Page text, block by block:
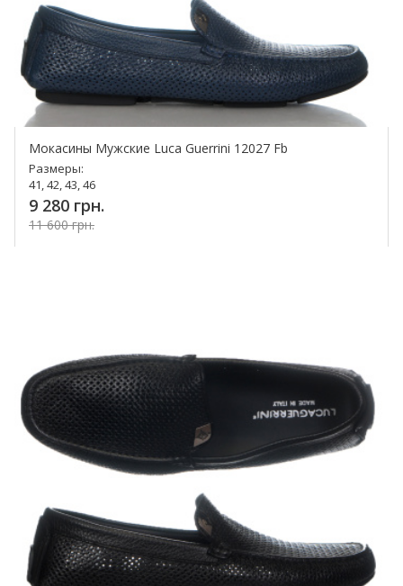
Мокасины Мужские Luca Guerrini 12027 Fb
Размеры:
41, 42, 43, 46
9 280 грн.
11 600 грн.